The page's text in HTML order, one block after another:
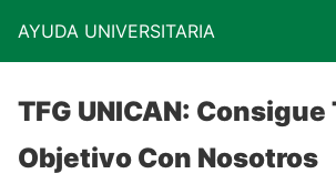
AYUDA UNIVERSITARIA
TFG UNICAN: Consigue
Objetivo Con Nosotros